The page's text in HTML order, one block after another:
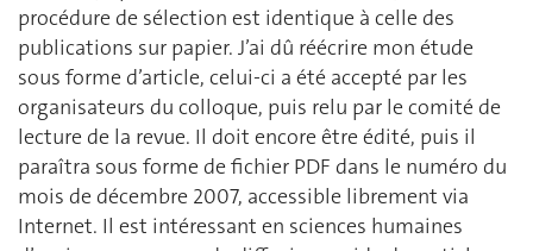
procédure de sélection est identique à celle des
publications sur papier. J’ai dû réécrire mon étude
sous forme d’article, celui-ci a été accepté par les
organisateurs du colloque, puis relu par le comité de
lecture de la revue. Il doit encore être édité, puis il
paraîtra sous forme de fichier PDF dans le numéro du
mois de décembre 2007, accessible librement via
Internet. Il est intéressant en sciences humaines